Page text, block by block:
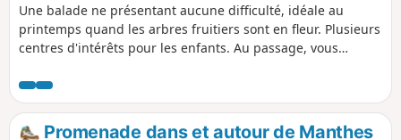
Une balade ne présentant aucune difficulté, idéale au
printemps quand les arbres fruitiers sont en fleur. Plusieurs
centres d'intérêts pour les enfants. Au passage, vous
extraordinaire réalisé par un disciple du facteur Cheval,
faire le tour du Château du Double et chercher une énigme.
Promenade dans et autour de Manthes